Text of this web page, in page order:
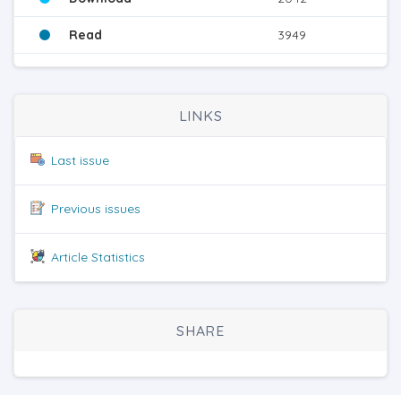
Read 3949
LINKS
Last issue
Previous issues
Article Statistics
SHARE